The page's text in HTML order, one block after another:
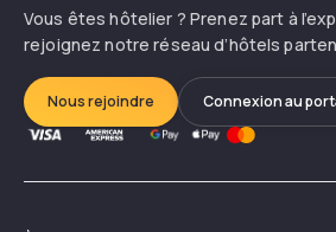
Vous êtes hôtelier ? Prenez part à
rejoignez notre réseau d’hôtels
Nous rejoindre Connexion au